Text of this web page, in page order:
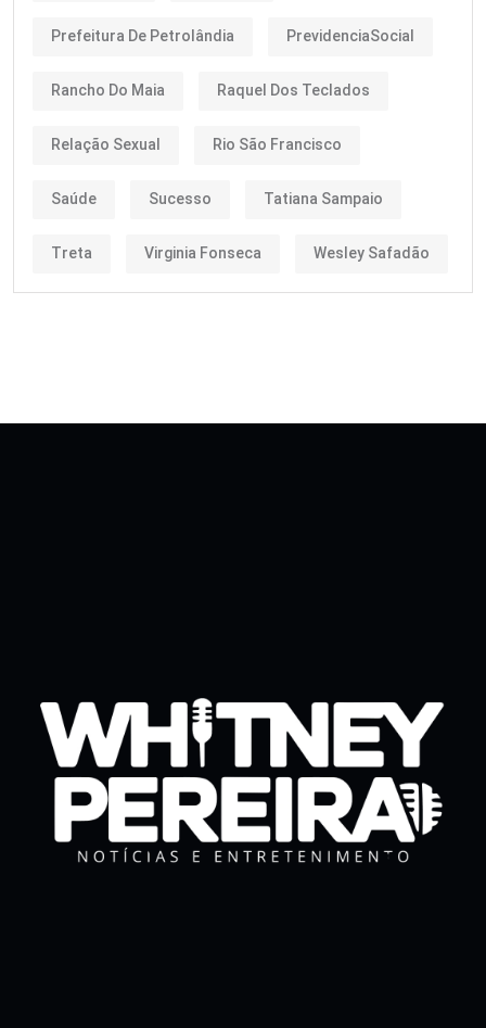
Prefeitura De Petrolândia PrevidenciaSocial
Rancho Do Maia Raquel Dos Teclados
Relação Sexual Rio São Francisco
Saúde Sucesso Tatiana Sampaio
Treta Virginia Fonseca Wesley Safadão